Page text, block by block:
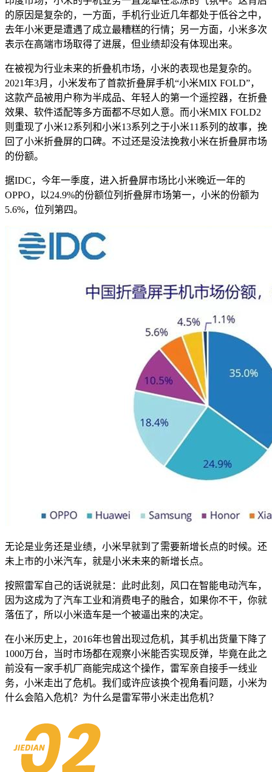
的原因是复杂的，一方面，手机行业近几年都处于低谷之中，
去年小米更是遭遇了成立最糟糕的行情；另一方面，小米多次
表示在高端市场取得了进展，但业绩却没有体现出来。
在被视为行业未来的折叠机市场，小米的表现也是复杂的。
2021年3月，小米发布了首款折叠屏手机“小米MIX FOLD”，
这款产品被用户称为半成品、年轻人的第一个遥控器，在折叠
效果、软件适配等多方面都不尽如人意。而小米MIX FOLD2
则重现了小米12系列和小米13系列之于小米11系列的故事，挽
回了小米折叠屏的口碑。不过还是没法挽救小米在折叠屏市场
的份额。
据IDC，今年一季度，进入折叠屏市场比小米晚近一年的
OPPO，以24.9%的份额位列折叠屏市场第一，小米的份额为
5.6%，位列第四。
无论是业务还是业绩，小米早就到了需要新增长点的时候。还
未上市的小米汽车，就是小米未来的新增长点。
按照雷军自己的话说就是：此时此刻，风口在智能电动汽车，
因为这成为了汽车工业和消费电子的融合，如果你不干，你就
落伍了，所以小米造车是一个被逼出来的决定。
在小米历史上，2016年也曾出现过危机，其手机出货量下降了
1000万台，当时市场都在观察小米能否实现反弹，毕竟在此之
前没有一家手机厂商能完成这个操作，雷军亲自接手一线业
务，小米走出了危机。我们或许应该换个视角看问题，小米为
什么会陷入危机？为什么是雷军带小米走出危机？